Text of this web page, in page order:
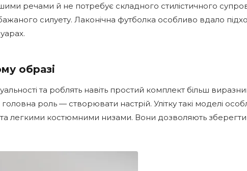
речами й не потребує складного стилістичного
силуету. Лаконічна футболка особливо вдало
образі
та роблять навіть простий комплект більш
роль — створювати настрій. Улітку такі моделі
легкими костюмними низами. Вони дозволяють